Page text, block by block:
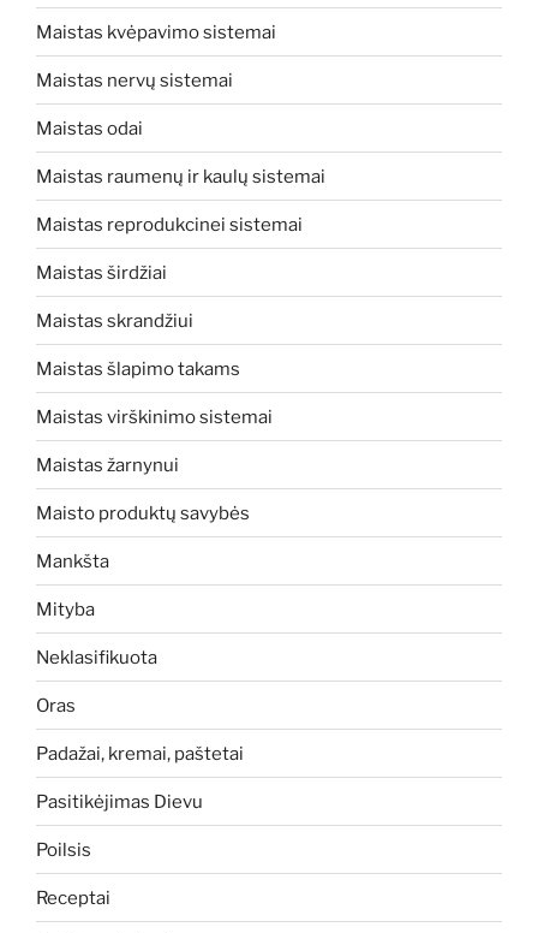
Maistas kvėpavimo sistemai
Maistas nervų sistemai
Maistas odai
Maistas raumenų ir kaulų sistemai
Maistas reprodukcinei sistemai
Maistas širdžiai
Maistas skrandžiui
Maistas šlapimo takams
Maistas virškinimo sistemai
Maistas žarnynui
Maisto produktų savybės
Mankšta
Mityba
Neklasifikuota
Oras
Padažai, kremai, paštetai
Pasitikėjimas Dievu
Poilsis
Receptai